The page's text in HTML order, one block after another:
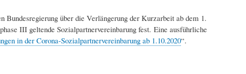
über die Verlängerung der Kurzarbeit ab dem 1.
III geltende Sozialpartnervereinbarung fest. Eine ausführliche
in der Corona-Sozialpartnervereinbarung ab 1.10.2020“.